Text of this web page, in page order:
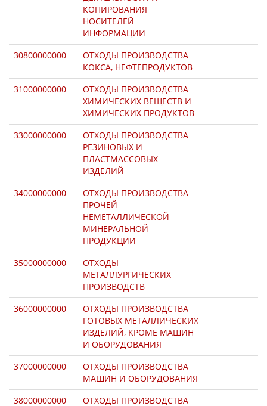
КОПИРОВАНИЯ
НОСИТЕЛЕЙ
ИНФОРМАЦИИ
30800000000
ОТХОДЫ ПРОИЗВОДСТВА
КОКСА, НЕФТЕПРОДУКТОВ
31000000000
ОТХОДЫ ПРОИЗВОДСТВА
ХИМИЧЕСКИХ ВЕЩЕСТВ И
ХИМИЧЕСКИХ ПРОДУКТОВ
33000000000
ОТХОДЫ ПРОИЗВОДСТВА
РЕЗИНОВЫХ И
ПЛАСТМАССОВЫХ
ИЗДЕЛИЙ
34000000000
ОТХОДЫ ПРОИЗВОДСТВА
ПРОЧЕЙ
НЕМЕТАЛЛИЧЕСКОЙ
МИНЕРАЛЬНОЙ
ПРОДУКЦИИ
35000000000
ОТХОДЫ
МЕТАЛЛУРГИЧЕСКИХ
ПРОИЗВОДСТВ
36000000000
ОТХОДЫ ПРОИЗВОДСТВА
ГОТОВЫХ МЕТАЛЛИЧЕСКИХ
ИЗДЕЛИЙ, КРОМЕ МАШИН
И ОБОРУДОВАНИЯ
37000000000
ОТХОДЫ ПРОИЗВОДСТВА
МАШИН И ОБОРУДОВАНИЯ
38000000000
ОТХОДЫ ПРОИЗВОДСТВА